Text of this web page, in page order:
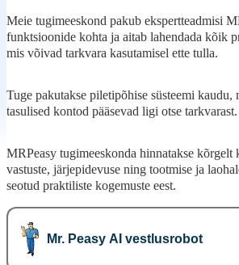
Meie tugimeeskond pakub ekspertteadmisi
funktsioonide kohta ja aitab lahendada kõik
mis võivad tarkvara kasutamisel ette tulla.
Tuge pakutakse piletipõhise süsteemi
tasulised kontod pääsevad ligi otse tarkvarast.
MRPeasy tugimeeskonda hinnatakse kõrgelt
vastuste, järjepidevuse ning tootmise ja
seotud praktiliste kogemuste eest.
Mr. Peasy AI vestlusrobot